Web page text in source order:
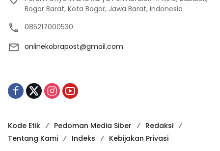
Bogor Barat, Kota Bogor, Jawa Barat, Indonesia
085217000530
onlinekobrapost@gmail.com
Kode Etik Pedoman Media Siber
Redaksi
Tentang Kami
Indeks Kebijakan Privasi